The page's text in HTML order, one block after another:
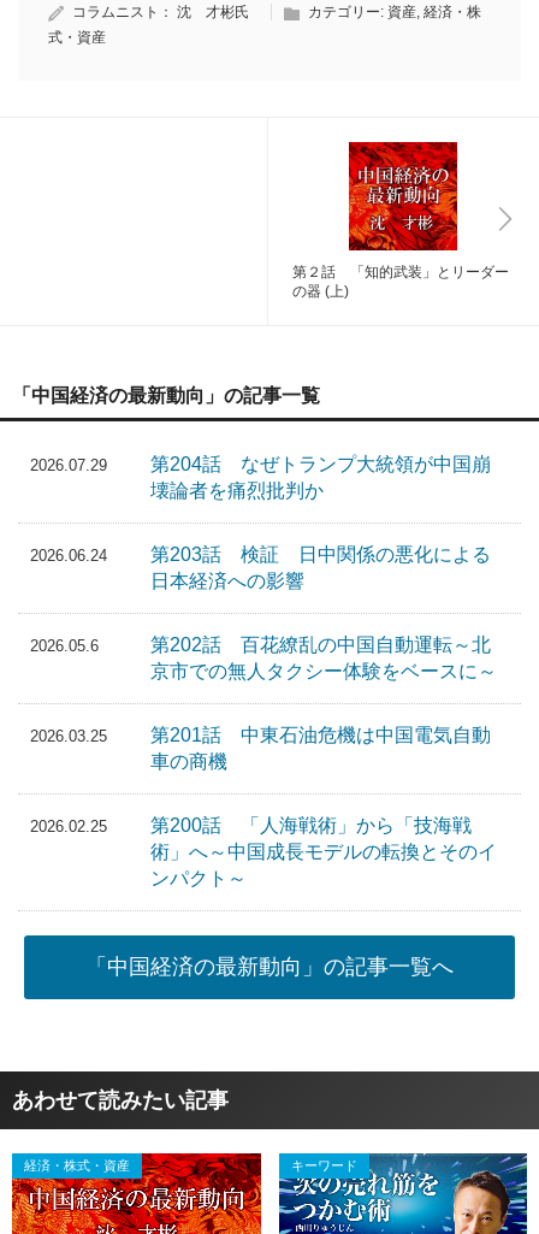
コラムニスト： 沈 才彬氏 カテゴリー: 資産, 経済・株
式・資産
第２話 「知的武装」とリーダー
の器 (上)
「中国経済の最新動向」の記事一覧
2026.07.29
第204話 なぜトランプ大統領が中国崩
壊論者を痛烈批判か
2026.06.24
第203話 検証 日中関係の悪化による
日本経済への影響
2026.05.6
第202話 百花繚乱の中国自動運転～北
京市での無人タクシー体験をベースに～
2026.03.25
第201話 中東石油危機は中国電気自動
車の商機
2026.02.25
第200話 「人海戦術」から「技海戦
術」へ～中国成長モデルの転換とそのイ
ンパクト～
「中国経済の最新動向」の記事一覧へ
あわせて読みたい記事
経済・株式・資産 キーワード